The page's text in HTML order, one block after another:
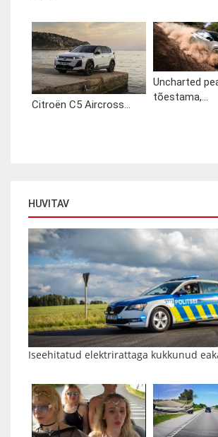
Citroën C5 Aircross...
Uncharted
tõestama,...
HUVITAV
Iseehitatud elektrirattaga kukkunud